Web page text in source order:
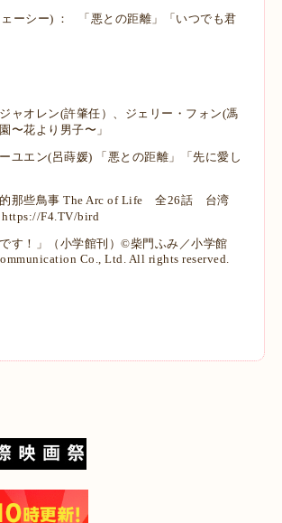
ーシー) ： 「悪との距離」「いつでも君
ャオレン(許肇任）、ジェリー・フォン(馮
〜花より男子〜」
ユエン(呂蒔媛) 「悪との距離」「先に愛し
的那些鳥事 The Arc of Life 全26話 台湾
F4.TV/bird
す！」（小学館刊）©柴門ふみ／小学館
Co., Ltd. All rights reserved.